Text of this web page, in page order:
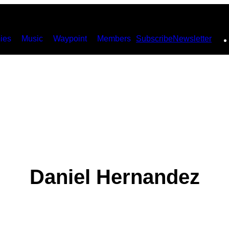
Music Waypoint Members SubscribeNewsletter
Daniel Hernandez